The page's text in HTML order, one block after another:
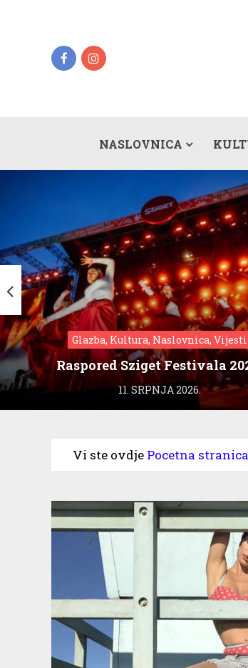
NASLOVNICA
Glazba, Kultura, Naslovnica, Vijesti
Raspored Sziget Festivala
11. SRPNJA 2026.
Vi ste ovdje Pocetna stranica